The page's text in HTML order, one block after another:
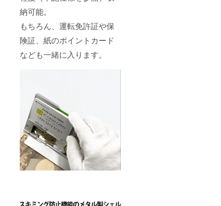
納可能。
もちろん、運転免許証や保
険証、紙のポイントカード
なども一緒に入ります。